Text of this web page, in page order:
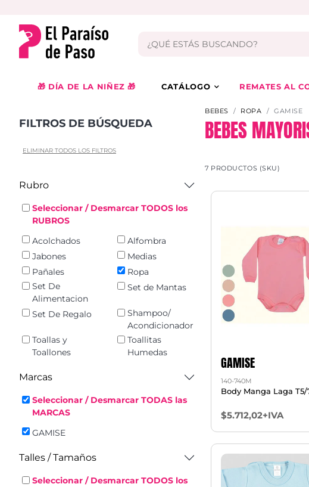
🎁 DÍA DE LA NIÑEZ 🎁 CATÁLOGO REMATES AL
FILTROS DE BÚSQUEDA
ELIMINAR TODOS LOS FILTROS
Rubro
Seleccionar / Desmarcar TODOS los
RUBROS
Acolchados
Alfombra
Jabones
Medias
Pañales
Ropa
Set De
Alimentacion
Set de Mantas
Set De Regalo
Shampoo/
Acondicionador
Toallas y
Toallones
Toallitas
Humedas
Marcas
Seleccionar / Desmarcar TODAS las
MARCAS
GAMISE
Talles / Tamaños
Seleccionar / Desmarcar TODOS los
BEBES ROPA GAMISE
BEBES
7 PRODUCTOS (SKU)
GAMISE
140-740M
Body Manga Laga T5/
$5.712,02+IVA